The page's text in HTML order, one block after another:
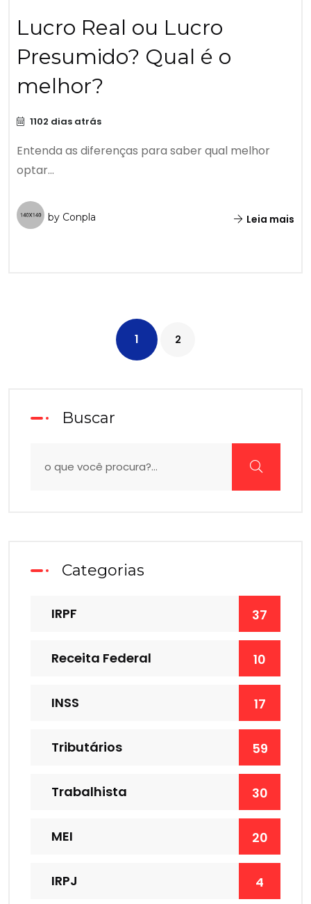
Lucro Real ou Lucro
Presumido? Qual é o
melhor?
1102 dias atrás
Entenda as diferenças para saber qual melhor
optar...
by Conpla Leia mais
1 2
Buscar
Categorias
IRPF 37
Receita Federal 10
INSS 17
Tributários 59
Trabalhista 30
MEI 20
IRPJ 4